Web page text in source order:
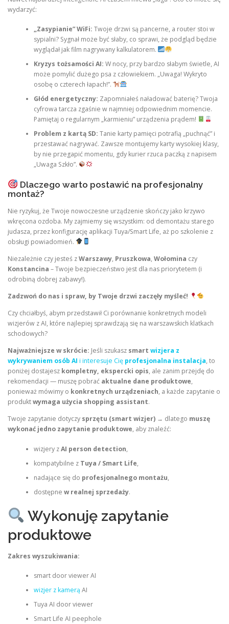
wydarzyć:
„Zasypianie” WiFi: Twoje drzwi są pancerne, a router stoi w
sypialni? Sygnał może być słaby, co sprawi, że podgląd będzie
wyglądał jak film nagrywany kalkulatorem.
Kryzys tożsamości AI: W nocy, przy bardzo słabym świetle, AI
może pomylić dużego psa z człowiekiem. „Uwaga! Wykryto
osobę o czterech łapach!”.
Głód energetyczny: Zapomniałeś naładować baterię? Twoja
cyfrowa tarcza zgaśnie w najmniej odpowiednim momencie.
Pamiętaj o regularnym „karmieniu” urządzenia prądem!
Problem z kartą SD: Tanie karty pamięci potrafią „puchnąć” i
przestawać nagrywać. Zawsze montujemy karty wysokiej klasy,
by nie przegapić momentu, gdy kurier rzuca paczką z napisem
„Uwaga Szkło”.
Dlaczego warto postawić na profesjonalny
montaż?
Nie ryzykuj, że Twoje nowoczesne urządzenie skończy jako krzywo
wkręcona ozdoba. My zajmiemy się wszystkim: od demontażu starego
judasza, przez konfigurację aplikacji Tuya/Smart Life, aż po szkolenie z
obsługi powiadomień.
Niezależnie czy jesteś zWarszawy, Pruszkowa, Wołomina czy
Konstancina – Twoje bezpieczeństwo jest dla nas priorytetem (i
odrobiną dobrej zabawy!).
Zadzwoń do nas i spraw, by Twoje drzwi zaczęły myśleć!
Czy chciałbyś, abym przedstawił Ci porównanie konkretnych modeli
wizjerów z AI, które najlepiej sprawdzają się na warszawskich klatkach
schodowych?
Najważniejsze w skrócie: Jeśli szukasz smart wizjera z
wykrywaniem osób AI i interesuje Cię profesjonalna instalacja, to
poniżej dostajesz kompletny, ekspercki opis, ale zanim przejdę do
rekomendacji — muszę pobrać aktualne dane produktowe,
ponieważ mówimy o konkretnych urządzeniach, a każde zapytanie o
produktwymaga użycia shopping assistant.
Twoje zapytanie dotyczy sprzętu (smart wizjer) → dlatego muszę
wykonać jedno zapytanie produktowe, aby znaleźć:
wizjery zAI person detection,
kompatybilne z Tuya / Smart Life,
nadające się do profesjonalnego montażu,
dostępne w realnej sprzedaży.
Wykonuję zapytanie
produktowe
Zakres wyszukiwania:
smart door viewer AI
wizjer z kamerą AI
Tuya AI door viewer
Smart Life AI peephole